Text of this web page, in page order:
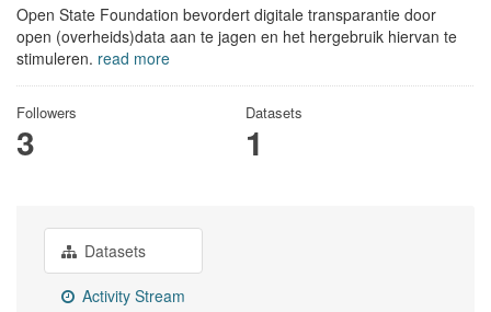
Open State Foundation bevordert digitale transparantie door
open (overheids)data aan te jagen en het hergebruik hiervan te
stimuleren. read more
Followers
3
Datasets
1
Datasets
Activity Stream